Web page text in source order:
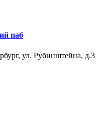
паб
ул. Рубинштейна, д.3